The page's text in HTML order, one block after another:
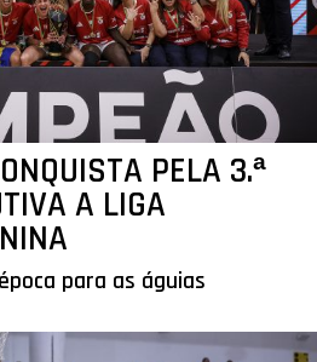
PELA 3.ª
A LIGA
para as águias